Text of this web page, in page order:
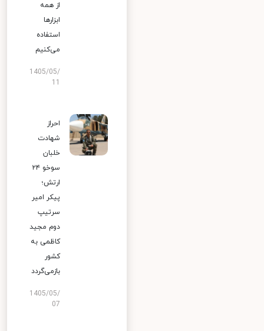
از همه
ابزارها
استفاده
می‌کنیم
1405/05/
احراز
شهادت
خلبان
سوخو ۲۴
ارتش؛
پیکر امیر
سرتیپ
دوم مجید
کاظمی به
کشور
بازمی‌گردد
1405/05/
07